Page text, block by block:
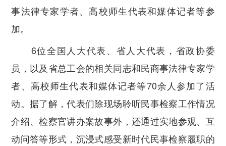
事法律专家学者、高校师生代表和媒体记者等参
加。
6位全国人大代表、省人大代表，省政协委
员，以及省总工会的相关同志和民商事法律专家学
者、高校师生代表和媒体记者等70余人参加了活
动。据了解，代表们除现场聆听民事检察工作情况
介绍、检察官讲办案故事外，还通过实地参观、互
动问答等形式，沉浸式感受新时代民事检察履职的